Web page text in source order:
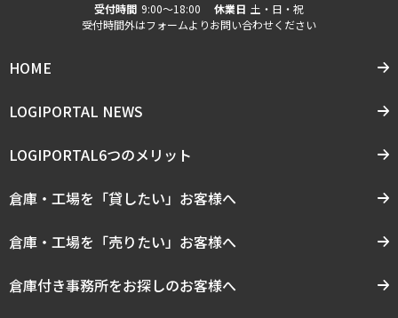
受付時間 9:00〜18:00 休業日 土・日・祝
受付時間外はフォームよりお問い合わせください
HOME
LOGIPORTAL NEWS
LOGIPORTAL6つのメリット
倉庫・工場を「貸したい」お客様へ
倉庫・工場を「売りたい」お客様へ
倉庫付き事務所をお探しのお客様へ